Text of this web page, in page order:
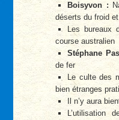
Boisyvon :
déserts du froid
Les bureaux
course australien
Stéphane
de fer
Le culte des
bien étranges
Il n’y aura
L’utilisation